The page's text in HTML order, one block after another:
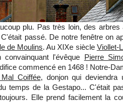
plu. Pas très loin, des
passé. De notre fenêtre on
de Moulins. Au XIXe siècle Viollet-
convainquant l'évêque Pierre
commencé en 1468 ! Notre-
Coiffée, donjon qui deviendra
temps de la Gestapo... C'était
Elle prend facilement la